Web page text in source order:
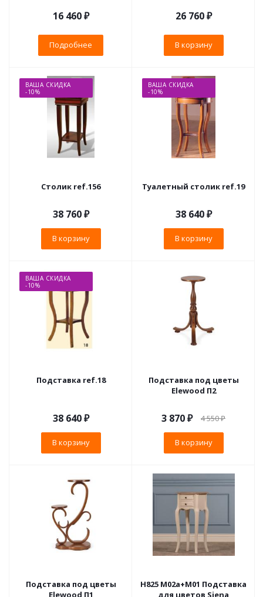
16 460 ₽
Подробнее
26 760₽
В корзину
ВАША СКИДКА
-10%
Столик ref.156
38 760₽
В корзину
ВАША СКИДКА
-10%
Туалетный столик ref.19
38 640₽
В корзину
ВАША СКИДКА
-10%
Подставка ref.18
38 640₽
В корзину
Подставка под цветы
Elewood П2
3 870₽ 4 550₽
В корзину
Подставка под цветы
Elewood П1
H825 M02a+M01 Подставка
для цветов Siena